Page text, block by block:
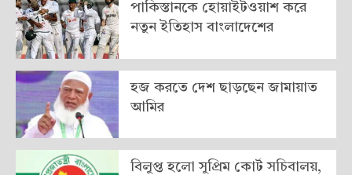
পাকিস্তানকে হোয়াইটওয়াশ করে
নতুন ইতিহাস বাংলাদেশের
হজ করতে দেশ ছাড়ছেন জামায়াত
আমির
বিলুপ্ত হলো সুপ্রিম কোর্ট সচিবালয়,